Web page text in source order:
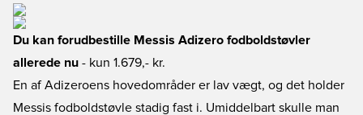
Du kan forudbestille Messis Adizero fodboldstøvler
allerede nu - kun 1.679,- kr.
En af Adizeroens hovedområder er lav vægt, og det holder
Messis fodboldstøvle stadig fast i. Umiddelbart skulle man